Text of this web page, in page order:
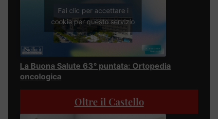
Fai clic per accettare i
cookie per questo servizio
La Buona Salute 63° puntata: Ortopedia
oncologica
Oltre il Castello